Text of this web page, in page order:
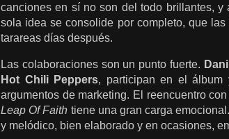
canciones en sí no son del todo brillantes,
sola idea se consolide por completo, que
tarareas días después.
Las colaboraciones son un punto fuerte.
Hot Chili Peppers, participan en el álbum
argumentos de marketing. El reencuentro
Leap Of Faith tiene una gran carga
y melódico, bien elaborado y en ocasiones,